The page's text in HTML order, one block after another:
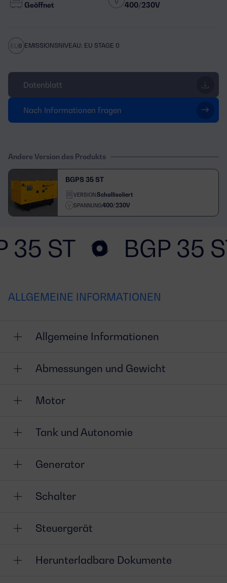
Geöffnet 400/230V
EMISSIONSNIVEAU: EU STAGE 0
Datenblatt
Nach Informationen fragen
Andere Version des Produkts
BGPS 35 ST
VERSION:Schallisoliert
SPANNUNG:400/230V
35 ST BGP 35
ALLGEMEINE INFORMATIONEN
Allgemeine Informationen
Abmessungen und Gewicht
Motor
Tank und Autonomie
Generator
Schalter
Steuergerät
Herunterladbare Dokumente